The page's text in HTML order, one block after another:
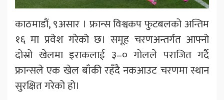
काठमाडौं, ९असार । फ्रान्स विश्वकप फुटबलको अन्तिम
१६ मा प्रवेश गरेको छ। समूह चरणअन्तर्गत आफ्नो
दोस्रो खेलमा इराकलाई ३–० गोलले पराजित गर्दै
फ्रान्सले एक खेल बाँकी रहँदै नकआउट चरणमा स्थान
सुरक्षित गरेको हो।